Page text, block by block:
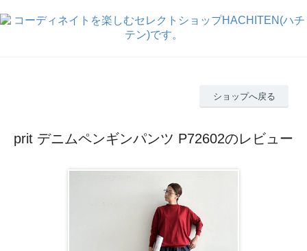
ショップへ戻る
prit デニムペンギンパンツ P72602のレビュー